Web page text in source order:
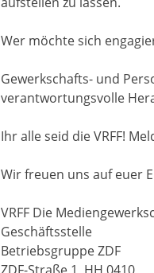
Wer möchte sich
Gewerkschafts- und
verantwortungsvolle
Ihr alle seid die VRFF!
Wir freuen uns auf euer
VRFF Die
Geschäftsstelle
Betriebsgruppe ZDF